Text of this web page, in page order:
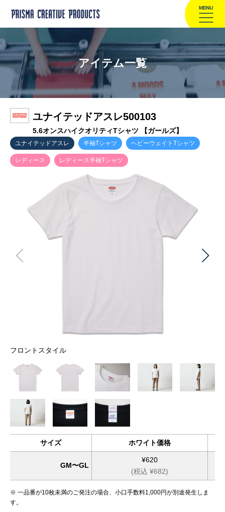
MENU
アイテム一覧
ユナイテッドアスレ500103
5.6オンスハイクオリティTシャツ 【ガールズ】
ユナイテッドアスレ 半袖Tシャツ ヘビーウェイトTシャツ
レディース レディース半袖Tシャツ
フロントスタイル
サイズ ホワイト価格
GM〜GL
¥620
(税込 ¥682)
※ 一品番が10枚未満のご発注の場合、小口手数料1,000円が別途発生しま
す。